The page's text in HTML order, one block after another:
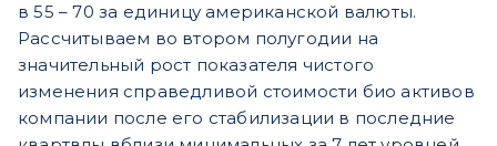
в 55 – 70 за единицу американской валюты.
Рассчитываем во втором полугодии на
значительный рост показателя чистого
изменения справедливой стоимости био активов
компании после его стабилизации в последние